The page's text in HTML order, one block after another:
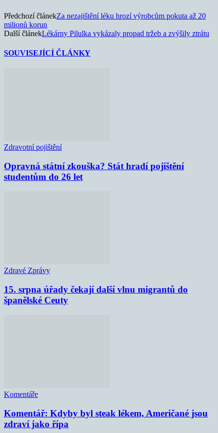
Předchozí článekZa nezajištění léku hrozí výrobcům pokuta až 20
milionů korun
Další článekLékárny Pilulka vykázaly propad tržeb a zvýšily ztrátu
SOUVISEJÍCÍ ČLÁNKY
Zdravotní pojištění
Opravná státní zkouška? Stát hradí pojištění
studentům do 26 let
Zdravé Zprávy
15. srpna úřady čekají další vlnu migrantů do
španělské Ceuty
Komentáře
Komentář: Kdyby byl steak lékem, Američané jsou
zdraví jako řípa